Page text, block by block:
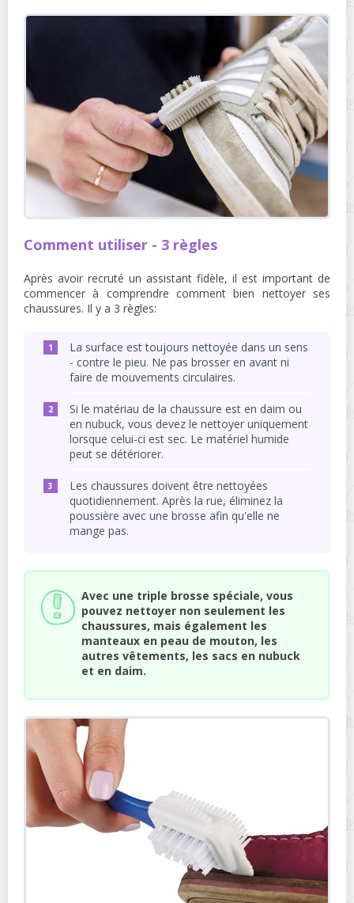
Comment utiliser - 3 règles
Après avoir recruté un assistant fidèle, il est important de
commencer à comprendre comment bien nettoyer ses
chaussures. Il y a 3 règles:
La surface est toujours nettoyée dans un sens
- contre le pieu. Ne pas brosser en avant ni
faire de mouvements circulaires.
Si le matériau de la chaussure est en daim ou
en nubuck, vous devez le nettoyer uniquement
lorsque celui-ci est sec. Le matériel humide
peut se détériorer.
Les chaussures doivent être nettoyées
quotidiennement. Après la rue, éliminez la
poussière avec une brosse afin qu'elle ne
mange pas.
Avec une triple brosse spéciale, vous
pouvez nettoyer non seulement les
chaussures, mais également les
manteaux en peau de mouton, les
autres vêtements, les sacs en nubuck
et en daim.